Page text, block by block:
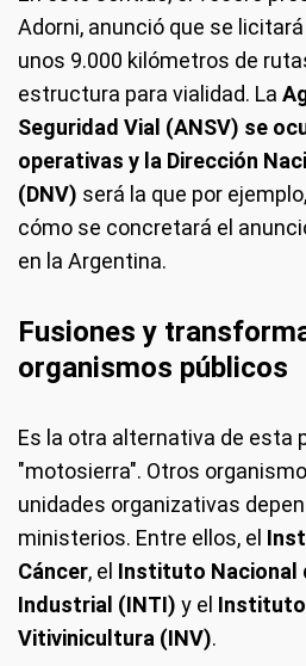
Adorni, anunció que se
unos 9.000 kilómetros de
estructura para vialidad. La
Seguridad Vial (ANSV) se
operativas y la Dirección
(DNV) será la que por
cómo se concretará el
en la Argentina.
Fusiones y
organismos públicos
Es la otra alternativa de esta
"motosierra". Otros
unidades organizativas
ministerios. Entre ellos, el
Cáncer, el Instituto Nacional
Industrial (INTI) y el Instituto
Vitivinicultura (INV).